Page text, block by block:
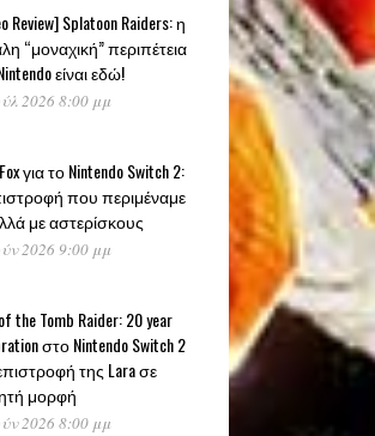
Review] Splatoon Raiders: η
“μοναχική” περιπέτεια
είναι εδώ!
2026 8:00 μμ
για το Nintendo Switch 2:
που περιμέναμε
με αστερίσκους
2026 9:00 μμ
the Tomb Raider: 20 year
στο Nintendo Switch 2
της Lara σε
μορφή
2026 8:00 μμ